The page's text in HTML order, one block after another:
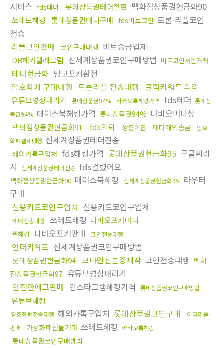
서비스 fds테더 롯데상품권테더전환 백화점상품권현금화90
쓰레드해킹 롯데상품권테더구매 fds비트코인 트론 리플코인
전송
리플코인판매 코인구매대행 비트송금업체
DB해커텔레그램 신세계상품권코인구매방법 비트코인개인거래
테더현금화 망고포커환전
암호화폐 구매대행 트론리플 전송대행 블랙키워드 의뢰
유튜브영상내리기 롯데상품권94% 카카오톡해킹가격 fds테더 롯데상
품권94% 페이스북해킹가격 롯데상품권94% 다바오머니상
백화점상품권현금화91 fds의뢰 쌍둥이폰 테더해외송금
암호
화폐결제대행 신세계상품권테더전송
해외카톡구입처 fds해킹가격 롯데상품권현금화95 구글찌라
시
신세계상품권테더전송 fds걸렸어요
백화점상품권현금화90 페이스북해킹 신세계상품권현금화95
라우터
구매
신용카드코인구입처 신용카드코인구입처
테더전송대행 쓰레드해킹 다바오포커머니
폰해킹 다바오포커판매 코인전송대행
언더키워드 신세계상품권코인구매방법
롯데상품권현금화94 모바일신분증제작 코인전송대행 백화
점상품권현금화97 유튜브영상내리기
안전한에그판매 인스타그램해킹가격 롯데상품권코인구매방법
유튜브해킹
암호화폐전송대행 해외카톡구입처 롯데상품권코인구매
이더리움
판매
가상화폐선물거래 쓰레드해킹 카카오톡해킹
롯데상품권코인구매방법